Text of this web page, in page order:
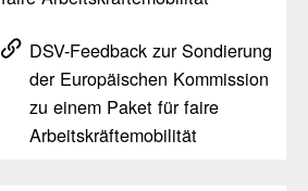
DSV-Feed­back zur Sondie­rung
der Euro­päi­schen Kommis­sion
zu einem Paket für faire
Arbeits­kräf­te­mo­bi­lität